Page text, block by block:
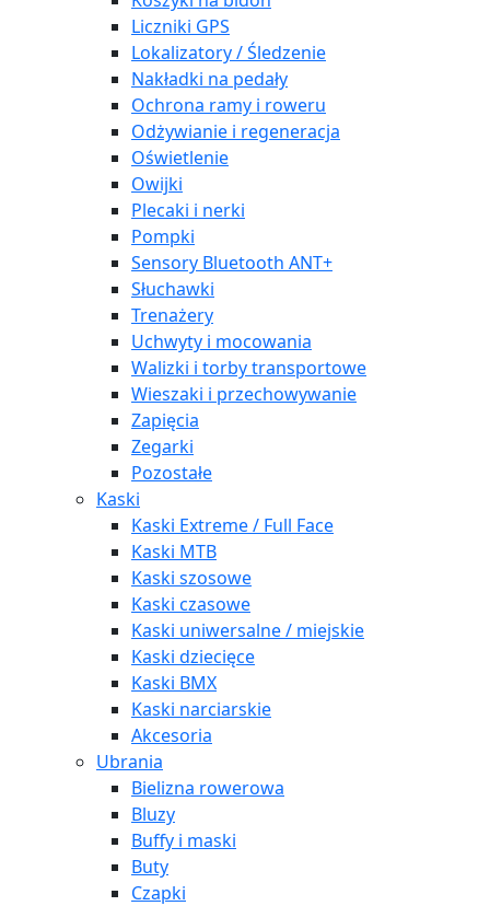
Liczniki GPS
Lokalizatory / Śledzenie
Nakładki na pedały
Ochrona ramy i roweru
Odżywianie i regeneracja
Oświetlenie
Owijki
Plecaki i nerki
Pompki
Sensory Bluetooth ANT+
Słuchawki
Trenażery
Uchwyty i mocowania
Walizki i torby transportowe
Wieszaki i przechowywanie
Zapięcia
Zegarki
Pozostałe
Kaski
Kaski Extreme / Full Face
Kaski MTB
Kaski szosowe
Kaski czasowe
Kaski uniwersalne / miejskie
Kaski dziecięce
Kaski BMX
Kaski narciarskie
Akcesoria
Ubrania
Bielizna rowerowa
Bluzy
Buffy i maski
Buty
Czapki